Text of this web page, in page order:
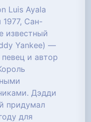
Luis Ayala
Сан-
известный
Yankee) —
и автор
Дэдди
придумал
для